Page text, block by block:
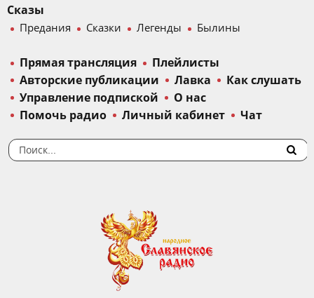
Сказы
Предания Сказки Легенды Былины
Прямая трансляция
Плейлисты
Авторские публикации
Лавка
Как слушать
Управление подпиской
О нас
Помочь радио
Личный кабинет Чат